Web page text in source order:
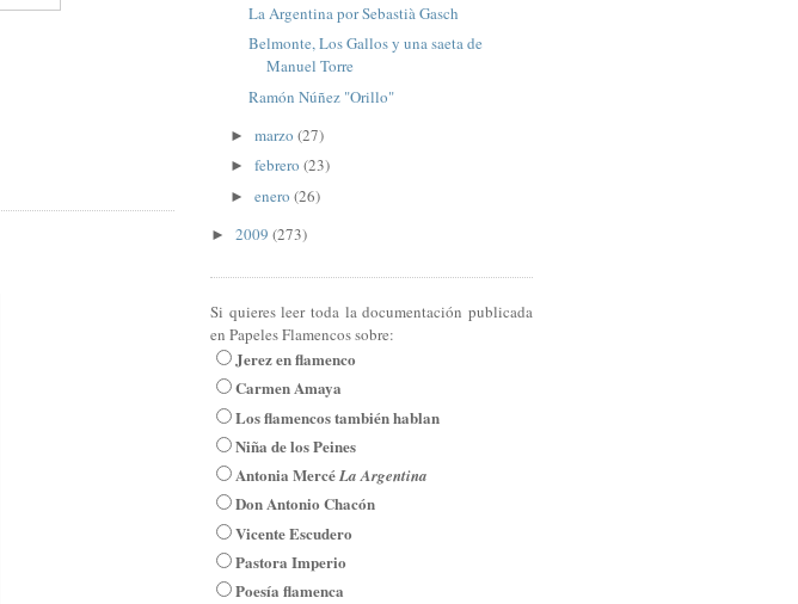
La Argentina por Sebastià Gasch
Belmonte, Los Gallos y una saeta de
Manuel Torre
Ramón Núñez "Orillo"
► marzo (27)
► febrero (23)
► enero (26)
► 2009 (273)
Si quieres leer toda la documentación publicada
en Papeles Flamencos sobre:
Jerez en flamenco
Carmen Amaya
Los flamencos también hablan
Niña de los Peines
Antonia MercéLa Argentina
Don Antonio Chacón
Vicente Escudero
Pastora Imperio
Poesía flamenca